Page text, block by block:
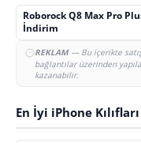
Roborock Q8 Max Pro
İndirim
REKLAM— Bu içerikte satış
bağlantılar üzerinden
kazanabilir.
En İyi iPhone Kılıfları